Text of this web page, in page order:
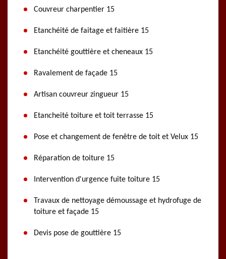
Couvreur charpentier 15
Etanchéité de faitage et faitière 15
Etanchéité gouttière et cheneaux 15
Ravalement de façade 15
Artisan couvreur zingueur 15
Etancheité toiture et toit terrasse 15
Pose et changement de fenêtre de toit et Velux 15
Réparation de toiture 15
Intervention d'urgence fuite toiture 15
Travaux de nettoyage démoussage et hydrofuge de
toiture et façade 15
Devis pose de gouttière 15